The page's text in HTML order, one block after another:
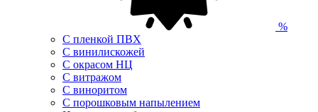
%
С пленкой ПВХ
С винилискожей
С окрасом НЦ
С витражом
С виноритом
С порошковым напылением